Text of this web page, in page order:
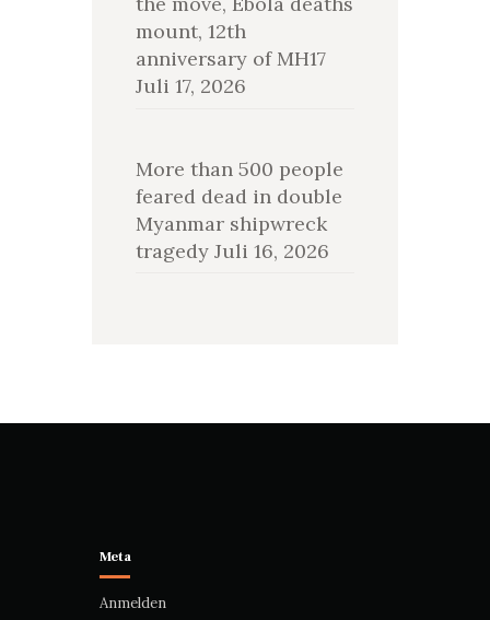
mount, 12th
anniversary of MH17
Juli 17, 2026
More than 500 people
feared dead in double
Myanmar shipwreck
tragedy Juli 16, 2026
Meta
Anmelden